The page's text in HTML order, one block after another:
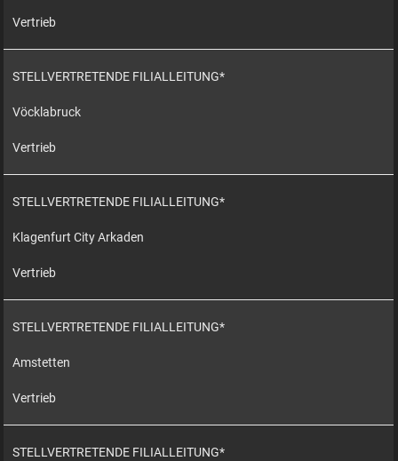
Vertrieb
STELLVERTRETENDE FILIALLEITUNG*
Vöcklabruck
Vertrieb
STELLVERTRETENDE FILIALLEITUNG*
Klagenfurt City Arkaden
Vertrieb
STELLVERTRETENDE FILIALLEITUNG*
Amstetten
Vertrieb
STELLVERTRETENDE FILIALLEITUNG*